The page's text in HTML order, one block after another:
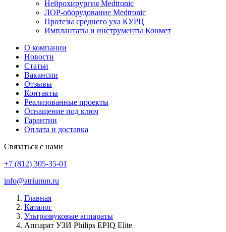
Нейрохирургия Medtronic
ЛОР-оборудование Medtronic
Протезы среднего уха КУРЦ
Имплантаты и инструменты Конмет
О компании
Новости
Статьи
Вакансии
Отзывы
Контакты
Реализованные проекты
Оснащение под ключ
Гарантии
Оплата и доставка
Связаться с нами
+7 (812) 305-35-01
info@atriumm.ru
Главная
Каталог
Ультразвуковые аппараты
Аппарат УЗИ Philips EPIQ Elite